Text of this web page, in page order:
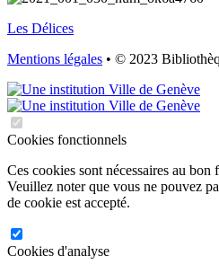
Les Délices
Mentions légales • © 2023
Cookies fonctionnels
Ces cookies sont nécessaires au
Veuillez noter que vous ne pouvez
de cookie est accepté.
Cookies d'analyse